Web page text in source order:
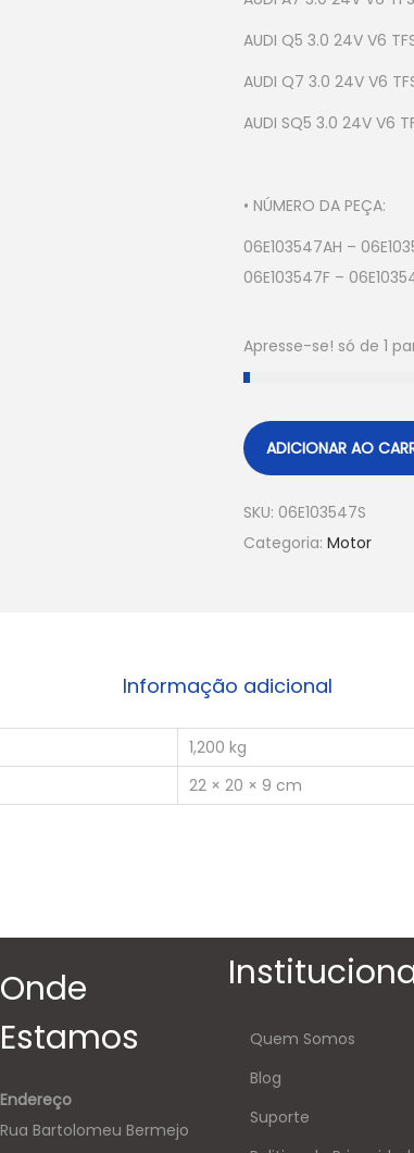
AUDI Q5 3.0 24V V6
AUDI Q7 3.0 24V V6
AUDI SQ5 3.0 24V V6
• NÚMERO DA PEÇA:
06E103547AH –
06E103547F –
Apresse-se! só de 1
ADICIONAR AO
SKU: 06E103547S
Categoria: Motor
Informação adicional
1,200 kg
22 × 20 × 9 cm
Onde
Estamos
Endereço
Rua Bartolomeu Bermejo
Quem Somos
Blog
Suporte